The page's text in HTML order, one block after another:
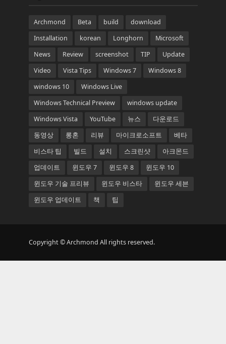
Archmond Beta build
download
Installation
korean Longhorn
Microsoft
News
Review screenshot TIP
Update
Video
Vista Tips Windows 7
Windows 8
windows 10
Windows Live
Windows Technical Preview
windows update
Windows Vista
YouTube 뉴스
다운로드
동영상
롱혼 리뷰 마이크로소프트
베타
비스타 팁
빌드 설치 스크린샷
아크몬드
업데이트
윈도우 7 윈도우 8
윈도우 10
윈도우 기술 프리뷰
윈도우 비스타
윈도우 세븐
윈도우 업데이트
책 팁
Copyright © Archmond All rights reserved.